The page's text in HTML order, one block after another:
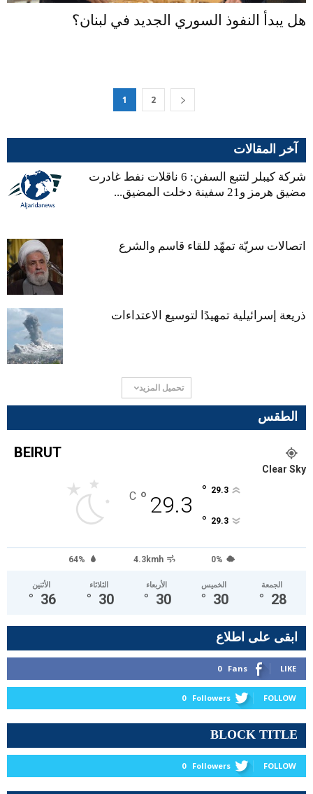
هل يبدأ النفوذ السوري الجديد في لبنان؟
1 2
آخر المقالات
شركة كيبلر لتتبع السفن: 6 ناقلات نفط غادرت
مضيق هرمز و21 سفينة دخلت المضيق...
اتصالات سريّة تمهّد للقاء قاسم والشرع
ذريعة إسرائيلية تمهيدًا لتوسيع الاعتداءات
تحميل المزيد
الطقس
BEIRUT
Clear Sky
29.3
°
C 29.3
°
29.3
°
64% 4.3kmh 0%
الأثنين
36
°
الثلاثاء
30
°
الأربعاء
30
°
الخميس
30
°
الجمعة
28
°
ابقى على اطلاع
0 Fans LIKE
0 Followers FOLLOW
BLOCK TITLE
0 Followers FOLLOW